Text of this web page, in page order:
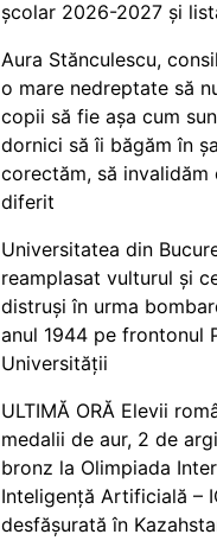
școlar 2026-2027 și
Aura Stănculescu,
o mare nedreptate să
copii să fie așa cum
dornici să îi băgăm în
corectăm, să invalidăm
diferit
Universitatea din
reamplasat vulturul și
distruși în urma
anul 1944 pe frontonul
Universității
ULTIMĂ ORĂ Elevii
medalii de aur, 2 de
bronz la Olimpiada
Inteligență Artificială –
desfășurată în